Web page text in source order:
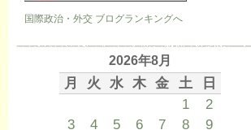
国際政治・外交 ブログランキングへ
2026年8月
月 火 水 木 金 土
日
1
2
3
4 5 6 7 8
9